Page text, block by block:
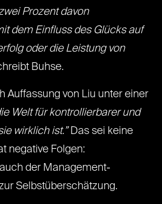
Prozent davon
dem Einfluss des Glücks auf
oder die Leistung von
Buhse.
Auffassung von Liu unter einer
Welt für kontrollierbarer und
wirklich ist.”Das sei keine
negative Folgen:
der Management-
Selbstüberschätzung.